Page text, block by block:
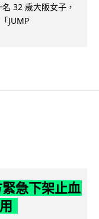
32 歲大阪女子，
JUMP
急下架止血